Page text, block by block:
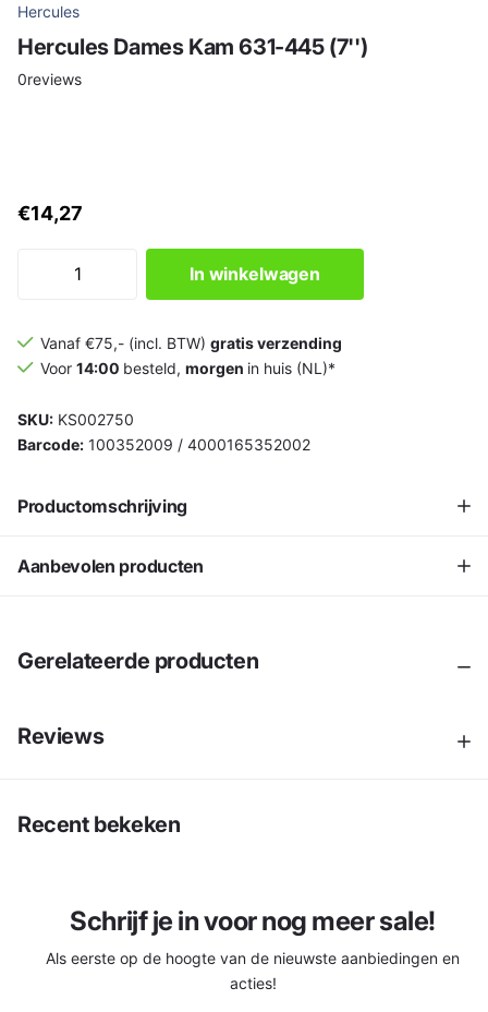
Hercules
Hercules Dames Kam 631-445 (7'')
0reviews
€14,27
In winkelwagen
Vanaf €75,- (incl. BTW) gratis verzending
Voor 14:00 besteld, morgen in huis (NL)*
SKU: KS002750
Barcode: 100352009 / 4000165352002
Productomschrijving
Aanbevolen producten
Gerelateerde producten
Reviews
Recent bekeken
Schrijf je in voor nog meer sale!
Als eerste op de hoogte van de nieuwste aanbiedingen en
acties!